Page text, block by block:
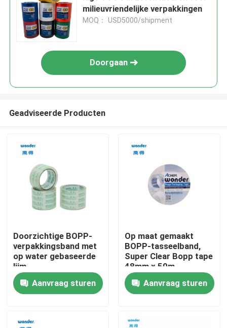
Thuis
Producten
Video's
milieuvriendelijke verpakkingen
MOQ： USD5000/shipment
Doorgaan
Geadviseerde Producten
Doorzichtige BOPP-
verpakkingsband met
op water gebaseerde
lijm
Aanvraag sturen
Op maat gemaakt
BOPP-tasseelband,
Super Clear Bopp tape
48mm x 50m
Aanvraag sturen